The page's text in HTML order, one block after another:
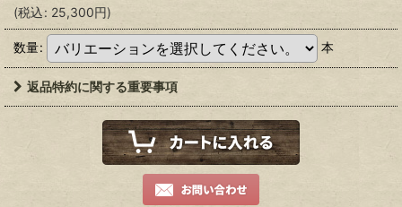
(税込: 25,300円)
数量: 本
返品特約に関する重要事項